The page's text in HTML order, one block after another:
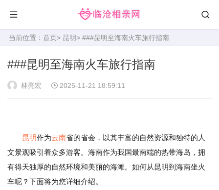
当前位置： 首页> 昆明> ###昆明至海南火车旅行指南
###昆明至海南火车旅行指南
林亮宏 2025-11-21 18:59:11
昆明作为云南省的省会，以其丰富的自然资源和独特的人
文景观吸引着众多游客。海南作为我国最南端的热带海岛，拥
有得天独厚的自然环境和美丽的海滩。如何从昆明到海南坐火
车呢？下面将为您详细介绍。